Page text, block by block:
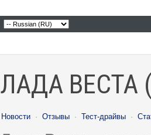
ЛАДА ВЕСТА
Новости · Отзывы · Тест-драйвы ·